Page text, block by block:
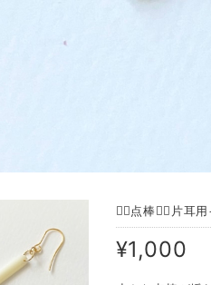
❁⃘点棒❁⃘片耳用
¥1,000